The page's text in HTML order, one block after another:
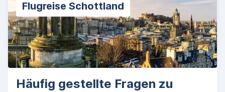
Flugreise Schottland
Häufig gestellte Fragen zu